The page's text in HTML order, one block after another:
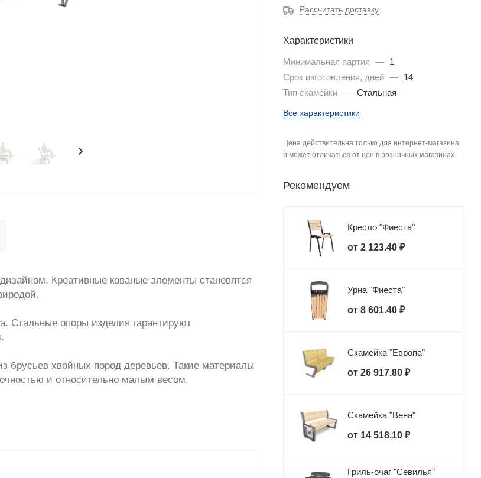
Креативные кованые элементы становятся
Стальные опоры изделия гарантируют
брусьев хвойных пород деревьев. Такие материалы
и относительно малым весом.
Рассчитать доставку
Характеристики
Минимальная партия —
1
Срок изготовления, дней —
14
Тип скамейки — Стальная
Все характеристики
Цена действительна только для интернет-магазина
и может отличаться от цен в розничных магазинах
Рекомендуем
Кресло "Фиеста"
от 2 123.40 ₽
Урна "Фиеста"
от 8 601.40 ₽
Скамейка "Европа"
от 26 917.80 ₽
Скамейка "Вена"
от 14 518.10 ₽
Гриль-очаг "Севилья"